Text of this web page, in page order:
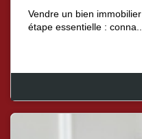
Vendre un bien
étape essentielle : conna...